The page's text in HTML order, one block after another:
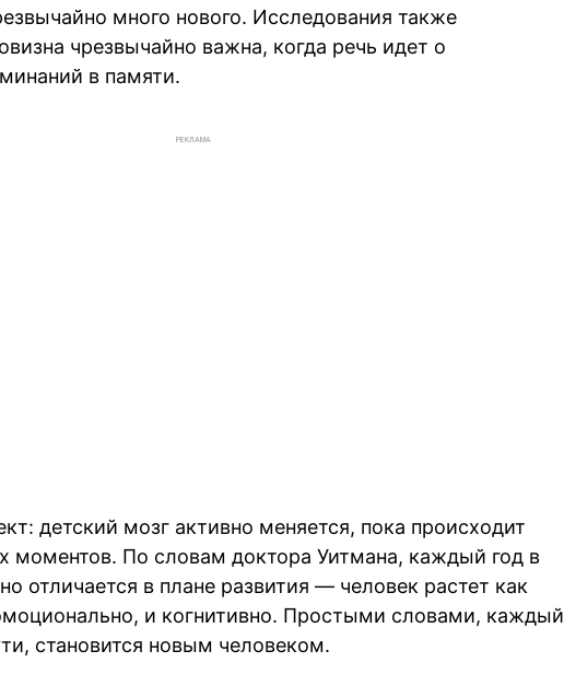
много нового. Исследования также
чрезвычайно важна, когда речь идет о
в памяти.
РЕКЛАМА
детский мозг активно меняется, пока происходит
моментов. По словам доктора Уитмана, каждый год в
отличается в плане развития — человек растет как
и когнитивно. Простыми словами, каждый
становится новым человеком.